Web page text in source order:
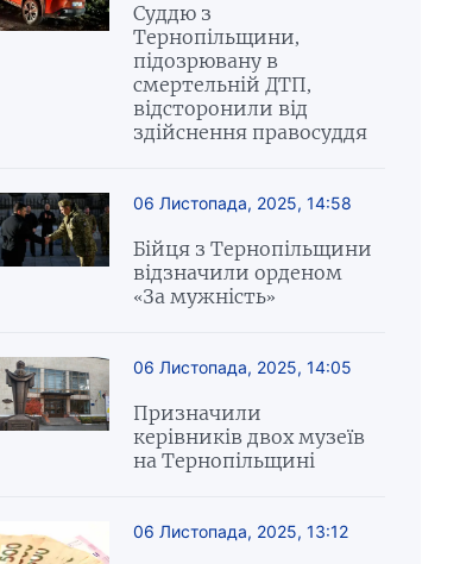
Суддю з
Тернопільщини,
підозрювану в
смертельній ДТП,
відсторонили від
здійснення правосуддя
06 Листопада, 2025, 14:58
Бійця з Тернопільщини
відзначили орденом
«За мужність»
06 Листопада, 2025, 14:05
Призначили
керівників двох музеїв
на Тернопільщині
06 Листопада, 2025, 13:12